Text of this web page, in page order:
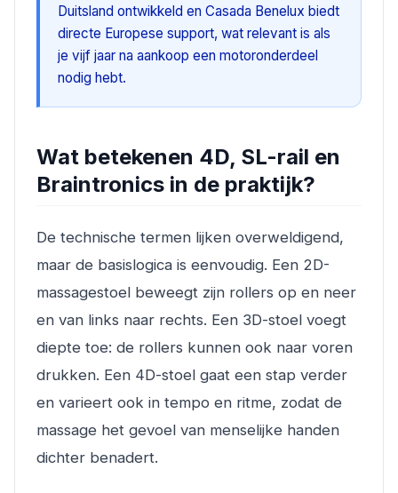
Duitsland ontwikkeld en Casada Benelux biedt
directe Europese support, wat relevant is als
je vijf jaar na aankoop een motoronderdeel
nodig hebt.
Wat betekenen 4D, SL-rail en
Braintronics in de praktijk?
De technische termen lijken overweldigend,
maar de basislogica is eenvoudig. Een 2D-
massagestoel beweegt zijn rollers op en neer
en van links naar rechts. Een 3D-stoel voegt
diepte toe: de rollers kunnen ook naar voren
drukken. Een 4D-stoel gaat een stap verder
en varieert ook in tempo en ritme, zodat de
massage het gevoel van menselijke handen
dichter benadert.